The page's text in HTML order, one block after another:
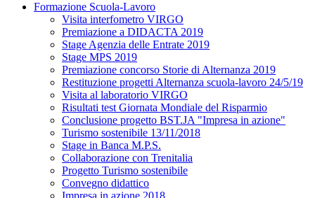
Formazione Scuola-Lavoro
Visita interfometro VIRGO
Premiazione a DIDACTA 2019
Stage Agenzia delle Entrate 2019
Stage MPS 2019
Premiazione concorso Storie di Alternanza 2019
Restituzione progetti Alternanza scuola-lavoro 24/5/19
Visita al laboratorio VIRGO
Risultati test Giornata Mondiale del Risparmio
Conclusione progetto BST.JA "Impresa in azione"
Turismo sostenibile 13/11/2018
Stage in Banca M.P.S.
Collaborazione con Trenitalia
Progetto Turismo sostenibile
Convegno didattico